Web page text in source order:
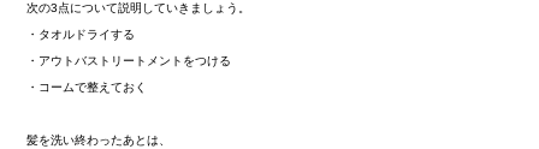
次の3点について説明していきましょう。
・タオルドライする
・アウトバストリートメントをつける
・コームで整えておく
髪を洗い終わったあとは、